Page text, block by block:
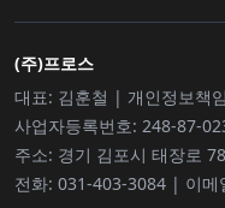
(주)프로스
대표: 김훈철 | 개인정보책
사업자등록번호: 248-87-
주소: 경기 김포시 태장로
전화: 031-403-3084 | 이